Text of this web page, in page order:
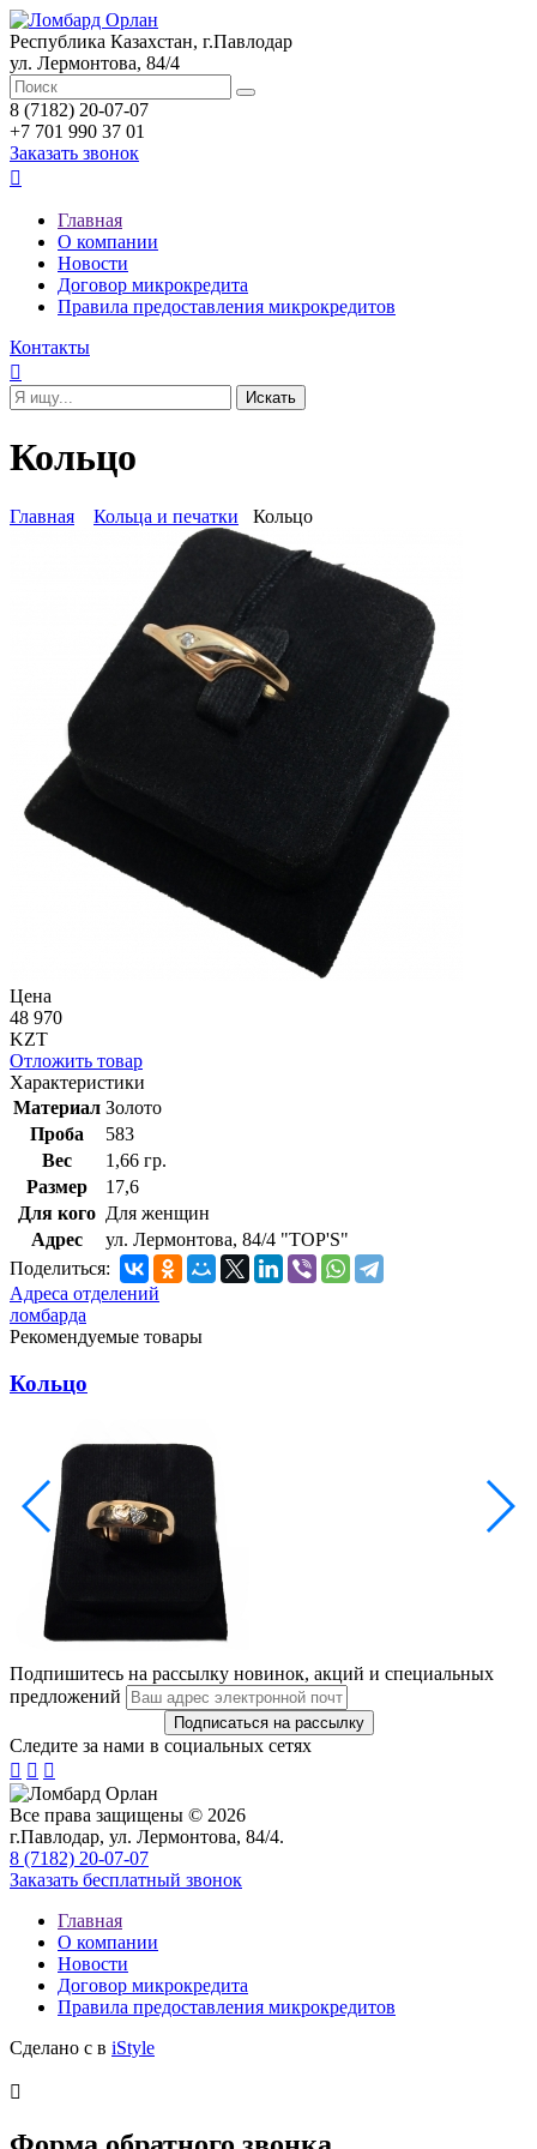
Республика Казахстан, г.Павлодар
ул. Лермонтова, 84/4
8 (7182) 20-07-07
+7 701 990 37 01
Заказать звонок

Главная
О компании
Новости
Договор микрокредита
Правила предоставления микрокредитов
Контакты

Кольцо
Главная Кольца и печатки Кольцо
Цена
48 970
KZT
Отложить товар
Характеристики
Материал Золото
Проба
583
Вес
1,66 гр.
Размер
17,6
Для кого Для женщин
Адрес
ул. Лермонтова, 84/4 "TOP'S"
Поделиться:
Адреса отделений
ломбарда
Рекомендуемые товары
Кольцо
Подпишитесь на рассылку новинок, акций и специальных
предложений
Следите за нами в социальных сетях
  
Все права защищены © 2026
г.Павлодар, ул. Лермонтова, 84/4.
8 (7182) 20-07-07
Заказать бесплатный звонок
Главная
О компании
Новости
Договор микрокредита
Правила предоставления микрокредитов
Сделано с в iStyle
